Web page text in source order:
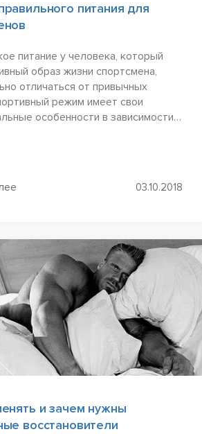
питания для
питание у человека, который
образ жизни спортсмена,
отличаться от привычных
режим имеет свои
особенности в зависимости
03.10.2018
и зачем нужны
восстановители